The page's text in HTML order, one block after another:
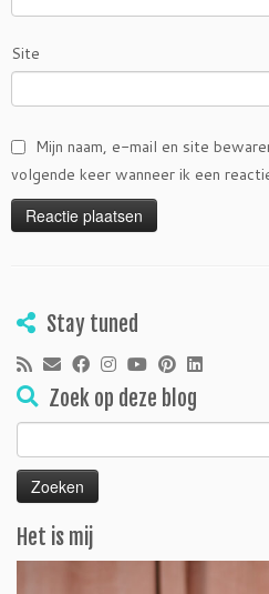
Site
Mijn naam, e-mail en site
volgende keer wanneer ik een
Stay tuned
Zoek op deze blog
Zoeken
naar:
Het is mij